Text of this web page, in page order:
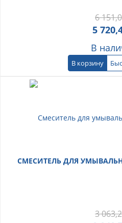
6
5
В
В корзину
СМЕСИТЕЛЬ ДЛЯ
3